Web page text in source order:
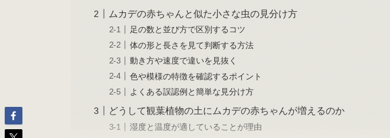
ムカデの赤ちゃんと似た小さな虫の見分け方
足の数と並び方で区別するコツ
体の形と長さを見て判断する方法
動き方や速度で違いを見抜く
色や模様の特徴を確認するポイント
よくある誤認例と簡単な見分け方
どうして観葉植物の土にムカデの赤ちゃんが増えるのか
湿度と温度が適していることが理由